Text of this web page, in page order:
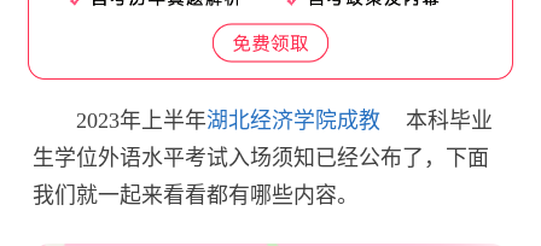
2023年上半年湖北经济学院成教
本科毕业
生学位外语水平考试入场须知已经公布了，下面
我们就一起来看看都有哪些内容。